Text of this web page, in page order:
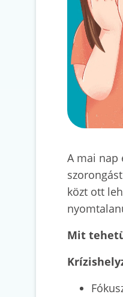
A mai nap
közt ott
Mit